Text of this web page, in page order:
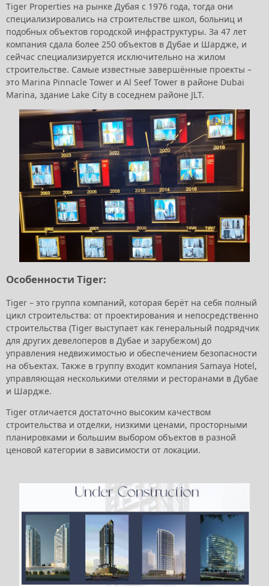
Tiger Properties на рынке Дубая с 1976 года, тогда они
специализировались на строительстве школ, больниц и
подобных объектов городской инфраструктуры. За 47 лет
компания сдала более 250 объектов в Дубае и Шардже, и
сейчас специализируется исключительно на жилом
строительстве. Самые известные завершённые проекты –
это Marina Pinnacle Tower и Al Seef Tower в районе Dubai
Marina, здание Lake City в соседнем районе JLT.
Особенности Tiger:
Tiger – это группа компаний, которая берёт на себя полный
цикл строительства: от проектирования и непосредственно
строительства (Tiger выступает как генеральный подрядчик
для других девелоперов в Дубае и зарубежом) до
управления недвижимостью и обеспечением безопасности
на объектах. Также в группу входит компания Samaya Hotel,
управляющая несколькими отелями и ресторанами в Дубае
и Шардже.
Tiger отличается достаточно высоким качеством
строительства и отделки, низкими ценами, просторными
планировками и большим выбором объектов в разной
ценовой категории в зависимости от локации.